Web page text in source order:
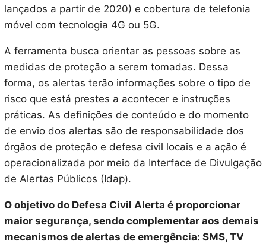
lançados a partir de 2020) e cobertura de telefonia
móvel com tecnologia 4G ou 5G.
A ferramenta busca orientar as pessoas sobre as
medidas de proteção a serem tomadas. Dessa
forma, os alertas terão informações sobre o tipo de
risco que está prestes a acontecer e instruções
práticas. As definições de conteúdo e do momento
de envio dos alertas são de responsabilidade dos
órgãos de proteção e defesa civil locais e a ação é
operacionalizada por meio da Interface de Divulgação
de Alertas Públicos (Idap).
O objetivo do Defesa Civil Alerta é proporcionar
maior segurança, sendo complementar aos demais
mecanismos de alertas de emergência: SMS, TV